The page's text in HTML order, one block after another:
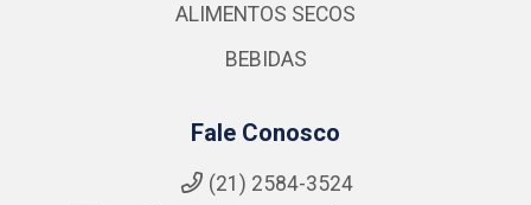
ALIMENTOS SECOS
BEBIDAS
Fale Conosco
(21) 2584-3524